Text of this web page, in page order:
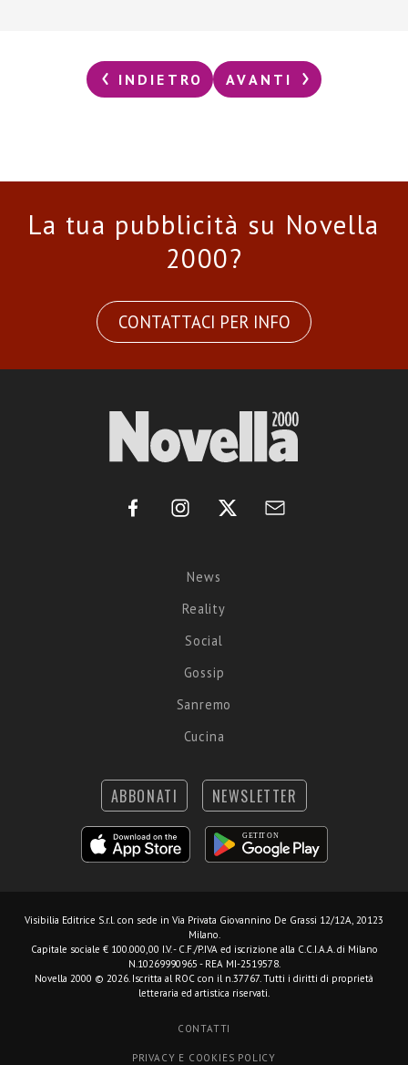
INDIETRO AVANTI
La tua pubblicità su Novella
2000?
CONTATTACI PER INFO
News
Reality
Social
Gossip
Sanremo
Cucina
ABBONATI NEWSLETTER
Visibilia Editrice S.r.l. con sede in Via Privata Giovannino De Grassi 12/12A, 20123
Milano.
Capitale sociale € 100.000,00 I.V. - C.F./P.IVA ed iscrizione alla C.C.I.A.A. di Milano
N.10269990965 - REA MI-2519578.
Novella 2000 © 2026. Iscritta al ROC con il n.37767. Tutti i diritti di proprietà
letteraria ed artistica riservati.
CONTATTI
PRIVACY E COOKIES POLICY